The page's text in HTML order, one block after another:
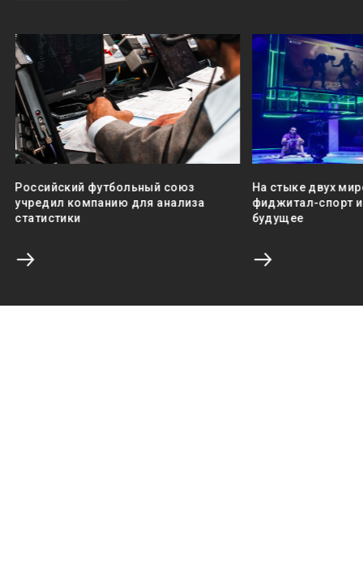
Российский футбольный союз
учредил компанию для анализа
статистики
На стыке двух
фиджитал-спорт
будущее